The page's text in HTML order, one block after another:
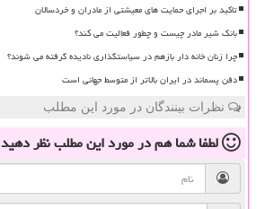
تاکید بر اجرای حمایت های معیشتی از مادران و خردسالان
بانک شیر مادر چیست و چطور فعالیت می کند؟
چرا زنان خانه دار بازهم در سیاستگذاری نادیده گرفته می شوند؟
دفن پسماند در ایران بالاتر از متوسط جهانی است
نظرات بینندگان در مورد این مطلب
لطفا شما همدر مورد این مطلبنظر دهید